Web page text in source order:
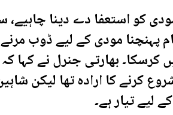
کو استعفا دے دینا
پہنچنا مودی کے لیے ڈوب
بھارتی جنرل نے کہا
کرنے کا ارادہ تھا لیکن
لیے تیار ہے۔